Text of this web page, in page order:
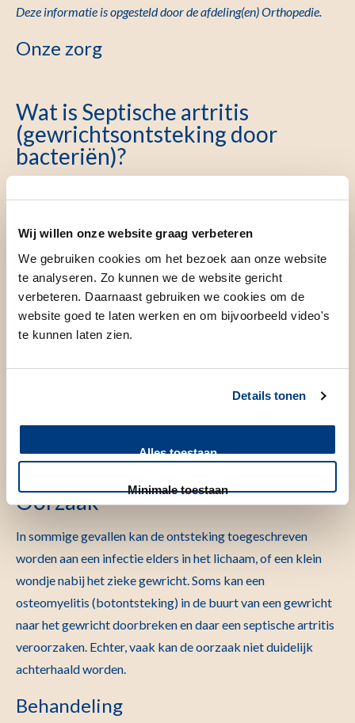
Wij willen onze website graag verbeteren
We gebruiken cookies om het bezoek aan onze website
te analyseren. Zo kunnen we de website gericht
verbeteren. Daarnaast gebruiken we cookies om de
website goed te laten werken en om bijvoorbeeld video's
te kunnen laten zien.
Details tonen
Alles toestaan
Minimale toestaan
Deze informatie is opgesteld door de afdeling(en) Orthopedie.
Onze zorg
Wat is Septische artritis
(gewrichtsontsteking door
bacteriën)?
ook sprake zijn van een schimmelinfectie.
Verschijnselen
Bij een septische artritis krijgt u een pijnlijk, warm,
opgezwollen, (soms) rood gewricht. Daarnaast kunt u er
gewricht aangetast worden door een septische artritis.
Meestal ziet men echter een septische artritis in één van de
heet een spondylodiscitis.
Oorzaak
In sommige gevallen kan de ontsteking toegeschreven
worden aan een infectie elders in het lichaam, of een klein
wondje nabij het zieke gewricht. Soms kan een
osteomyelitis (botontsteking) in de buurt van een gewricht
naar het gewricht doorbreken en daar een septische artritis
veroorzaken. Echter, vaak kan de oorzaak niet duidelijk
achterhaald worden.
Behandeling